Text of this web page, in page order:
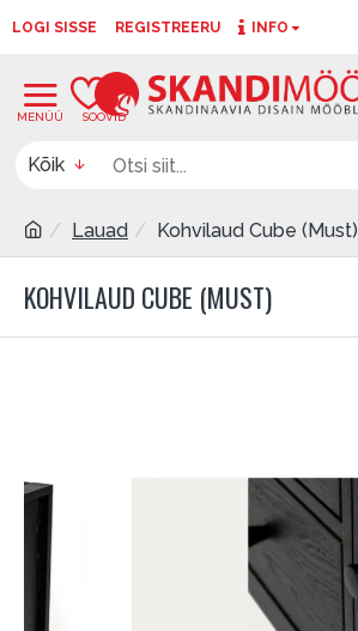
LOGI SISSE REGISTREERU INFO
Kõik
Lauad Kohvilaud Cube (Must)
KOHVILAUD CUBE (MUST)